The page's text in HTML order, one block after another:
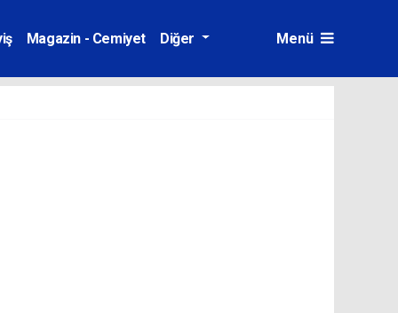
Magazin - Cemiyet Diğer Menü